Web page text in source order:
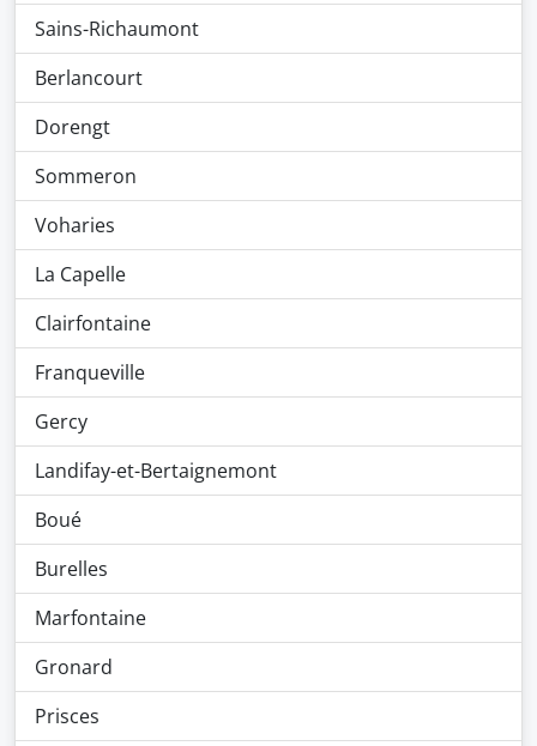
Sains-Richaumont
Berlancourt
Dorengt
Sommeron
Voharies
La Capelle
Clairfontaine
Franqueville
Gercy
Landifay-et-Bertaignemont
Boué
Burelles
Marfontaine
Gronard
Prisces